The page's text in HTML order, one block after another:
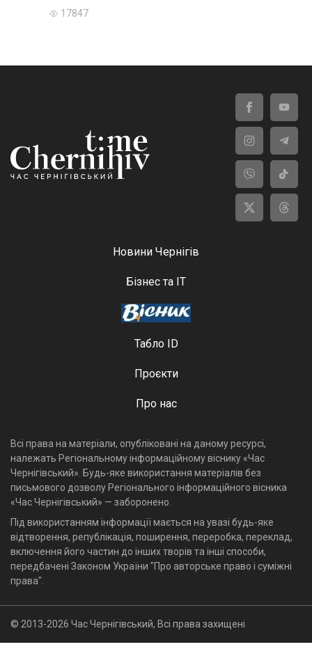
17847
Новини Чернігів
Бізнес та ІТ
Табло ID
Проєкти
Про нас
Всі права на матеріали, опубліковані на даному ресурсі,
належать Регіональному інформаційному віснику «Час
Чернігівський». Будь-яке використання матеріалів без
письмового дозволу Регіонального інформаційного вісника
«Час Чернігівський» — заборонено.
Під використанням інформації мається на увазі будь-яке
відтворення, републікація, поширення, переробка, переклад,
включення його частин до інших творів та інші способи,
передбачені Законом України "Про авторське право і суміжні
права".
© 2013-2026 Час Чернігівський, Всі права захищені